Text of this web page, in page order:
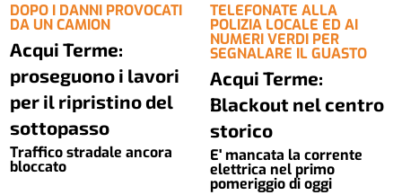
DOPO I DANNI PROVOCATI
DA UN CAMION
Acqui Terme:
proseguono i lavori
per il ripristino del
sottopasso
Traffico stradale ancora
bloccato
TELEFONATE ALLA
POLIZIA LOCALE ED AI
NUMERI VERDI PER
SEGNALARE IL GUASTO
Acqui Terme:
Blackout nel centro
storico
E' mancata la corrente
elettrica nel primo
pomeriggio di oggi